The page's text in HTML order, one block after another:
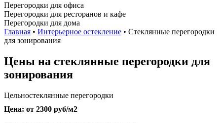
Перегородки для офиса
Перегородки для ресторанов и кафе
Перегородки для дома
Главная • Интерьерное остекление • Стеклянные перегородки
для зонирования
Цены на стеклянные перегородки для
зонирования
Цельностеклянные перегородки
Цена: от 2300 руб/м2